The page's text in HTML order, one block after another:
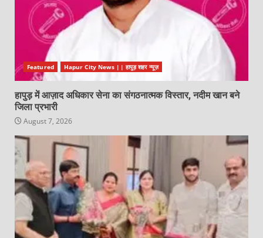
Featured Hapur City News || हापुड़ शहर न्यूज़
हापुड़ में आज़ाद अधिकार सेना का संगठनात्मक विस्तार, नदीम खान बने
जिला प्रभारी
August 7, 2026